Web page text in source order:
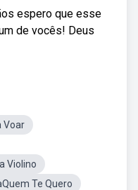
espero que esse
de vocês! Deus
Voar
Violino
Te Quero